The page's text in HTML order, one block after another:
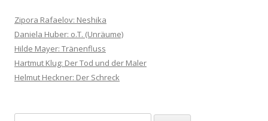
Zipora Rafaelov: Neshika
Daniela Huber: o.T. (Unräume)
Hilde Mayer: Tränenfluss
Hartmut Klug: Der Tod und der Maler
Helmut Heckner: Der Schreck